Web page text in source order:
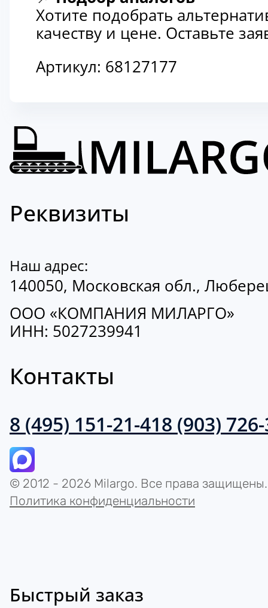
Хотите подобрать
качеству и цене. Оставьте
Артикул: 68127177
Реквизиты
Наш адрес:
140050, Московская обл.,
ООО «КОМПАНИЯ МИЛАРГО»
ИНН: 5027239941
Контакты
8 (495) 151-21-418 (903)
© 2012 - 2026 Milargo. Все права защищены.
Политика конфиденциальности
Быстрый заказ